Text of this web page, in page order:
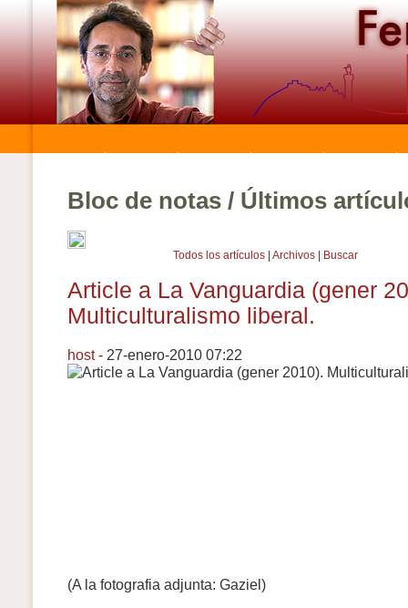
Bloc de notas / Últimos
Todos los artículos Archivos Buscar
Article a La Vanguardia (gener
Multiculturalismo liberal.
host- 27-enero-2010 07:22
(A la fotografia adjunta: Gaziel)